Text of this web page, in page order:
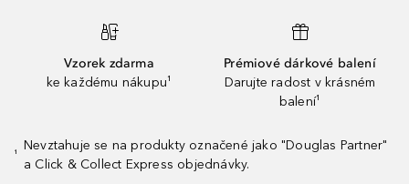
Vzorek zdarma
ke každému nákupu¹
Prémiové dárkové balení
Darujte radost v krásném
balení¹
¹
Nevztahuje se na produkty označené jako "Douglas Partner"
a Click & Collect Express objednávky.